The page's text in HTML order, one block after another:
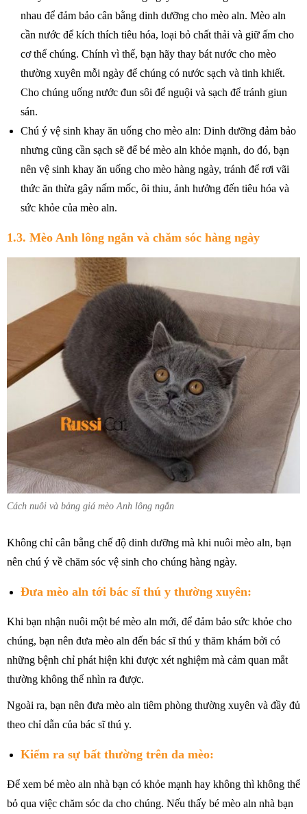
nhau để đảm bảo cân bằng dinh dưỡng cho mèo aln. Mèo aln
cần nước để kích thích tiêu hóa, loại bỏ chất thải và giữ ấm cho
cơ thể chúng. Chính vì thế, bạn hãy thay bát nước cho mèo
thường xuyên mỗi ngày để chúng có nước sạch và tinh khiết.
Cho chúng uống nước đun sôi để nguội và sạch để tránh giun
sán.
Chú ý vệ sinh khay ăn uống cho mèo aln: Dinh dưỡng đảm bảo
nhưng cũng cần sạch sẽ để bé mèo aln khỏe mạnh, do đó, bạn
nên vệ sinh khay ăn uống cho mèo hàng ngày, tránh để rơi vãi
thức ăn thừa gây nấm mốc, ôi thiu, ảnh hưởng đến tiêu hóa và
sức khỏe của mèo aln.
1.3. Mèo Anh lông ngắn và chăm sóc hàng ngày
Cách nuôi và bảng giá mèo Anh lông ngắn
Không chỉ cân bằng chế độ dinh dưỡng mà khi nuôi mèo aln, bạn
nên chú ý về chăm sóc vệ sinh cho chúng hàng ngày.
Đưa mèo aln tới bác sĩ thú y thường xuyên:
Khi bạn nhận nuôi một bé mèo aln mới, để đảm bảo sức khỏe cho
chúng, bạn nên đưa mèo aln đến bác sĩ thú y thăm khám bởi có
những bệnh chỉ phát hiện khi được xét nghiệm mà cảm quan mắt
thường không thể nhìn ra được.
Ngoài ra, bạn nên đưa mèo aln tiêm phòng thường xuyên và đầy đủ
theo chỉ dẫn của bác sĩ thú y.
Kiểm ra sự bất thường trên da mèo:
Để xem bé mèo aln nhà bạn có khỏe mạnh hay không thì không thể
bỏ qua việc chăm sóc da cho chúng. Nếu thấy bé mèo aln nhà bạn